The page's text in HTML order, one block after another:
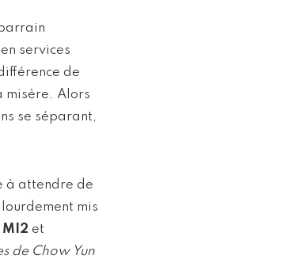
services
de
misère. Alors
se séparant,
à attendre de
mis
MI2 et
de Chow Yun